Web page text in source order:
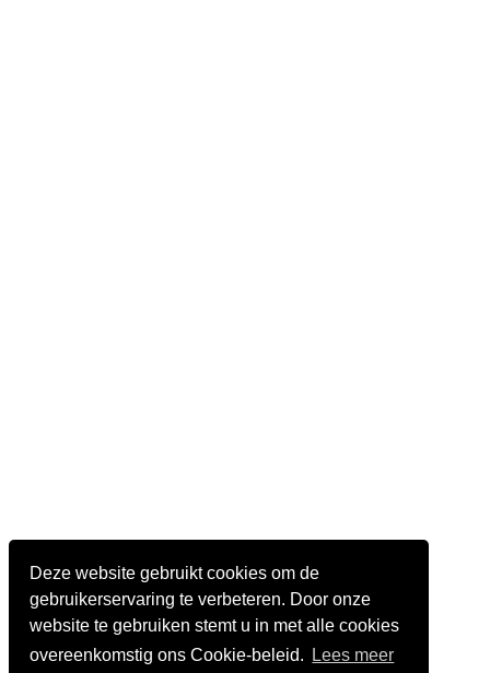
Deze website gebruikt cookies om de
gebruikerservaring te verbeteren. Door onze
website te gebruiken stemt u in met alle cookies
overeenkomstig ons Cookie-beleid.
Lees meer